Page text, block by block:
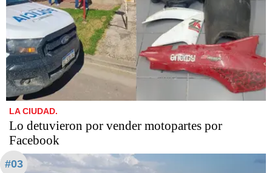
LA CIUDAD.
Lo detuvieron por vender motopartes por
Facebook
#03